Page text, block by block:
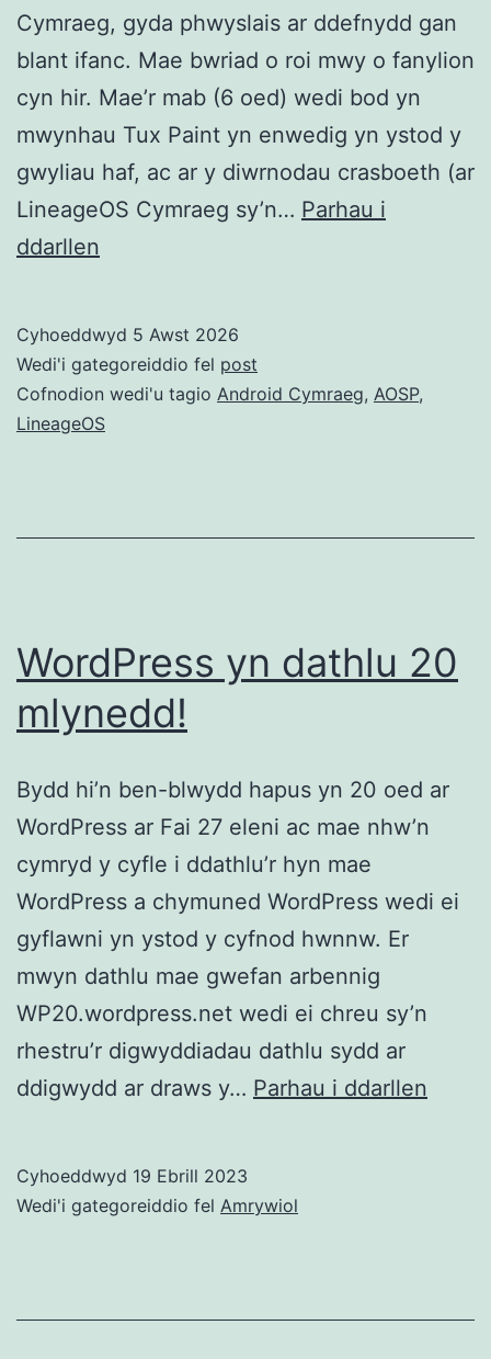
Cymraeg, gyda phwyslais ar ddefnydd gan
blant ifanc. Mae bwriad o roi mwy o fanylion
cyn hir. Mae’r mab (6 oed) wedi bod yn
mwynhau Tux Paint yn enwedig yn ystod y
gwyliau haf, ac ar y diwrnodau crasboeth (ar
LineageOS Cymraeg sy’n… Parhau i
ddarllen
Cymraeg
ar
lechen
Cyhoeddwyd 5 Awst 2026
Wedi'i gategoreiddio fel post
Cofnodion wedi'u tagio Android Cymraeg, AOSP,
LineageOS
WordPress yn dathlu 20
mlynedd!
Bydd hi’n ben-blwydd hapus yn 20 oed ar
WordPress ar Fai 27 eleni ac mae nhw’n
cymryd y cyfle i ddathlu’r hyn mae
WordPress a chymuned WordPress wedi ei
gyflawni yn ystod y cyfnod hwnnw. Er
mwyn dathlu mae gwefan arbennig
WP20.wordpress.net wedi ei chreu sy’n
rhestru’r digwyddiadau dathlu sydd ar
ddigwydd ar draws y… Parhau i ddarllen
Cyhoeddwyd 19 Ebrill 2023
Wedi'i gategoreiddio fel Amrywiol